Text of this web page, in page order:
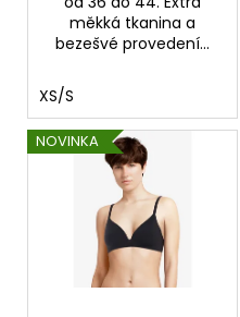
měkká tkanina a
bezešvé provedení...
XS/S
NOVINKA
u
j